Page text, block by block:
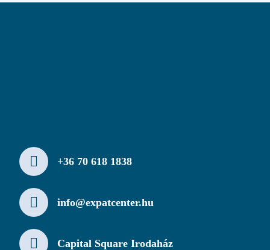
+36 70 618 1838
info@expatcenter.hu
Capital Square Irodaház